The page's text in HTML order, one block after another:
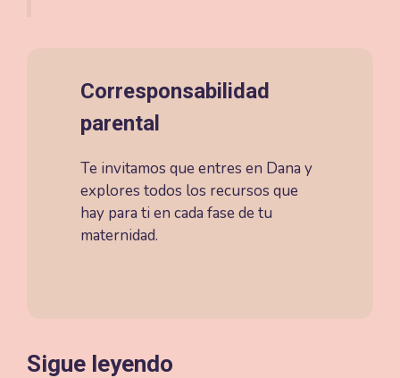
Corresponsabilidad
parental
Te invitamos que entres en Dana y
explores todos los recursos que
hay para ti en cada fase de tu
maternidad.
Sigue leyendo